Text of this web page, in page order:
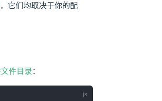
，它们均取决于你的配
件目录 ：